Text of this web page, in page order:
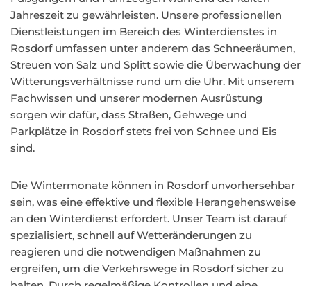
Jahreszeit zu gewährleisten. Unsere professionellen
Dienstleistungen im Bereich des Winterdienstes in
Rosdorf umfassen unter anderem das Schneeräumen,
Streuen von Salz und Splitt sowie die Überwachung der
Witterungsverhältnisse rund um die Uhr. Mit unserem
Fachwissen und unserer modernen Ausrüstung
sorgen wir dafür, dass Straßen, Gehwege und
Parkplätze in Rosdorf stets frei von Schnee und Eis
sind.
Die Wintermonate können in Rosdorf unvorhersehbar
sein, was eine effektive und flexible Herangehensweise
an den Winterdienst erfordert. Unser Team ist darauf
spezialisiert, schnell auf Wetteränderungen zu
reagieren und die notwendigen Maßnahmen zu
ergreifen, um die Verkehrswege in Rosdorf sicher zu